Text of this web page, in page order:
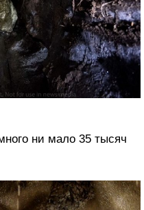
ни мало 35 тысяч